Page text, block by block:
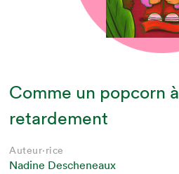
Comme un popcorn à
retardement
Auteur·rice
Nadine Descheneaux